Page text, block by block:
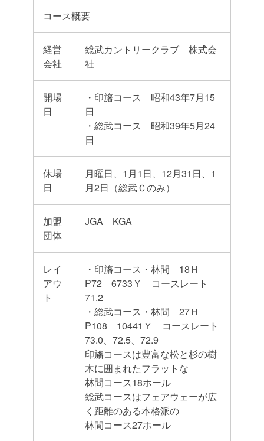
コース概要
経営
会社
総武カントリークラブ 株式会
社
開場
日
・印旛コース 昭和43年7月15
日
・総武コース 昭和39年5月24
日
休場
日
月曜日、1月1日、12月31日、1
月2日（総武Ｃのみ）
加盟
団体
JGA KGA
レイ
アウ
ト
・印旛コース・林間 18Ｈ
P72 6733Ｙ コースレート
71.2
・総武コース・林間 27Ｈ
P108 10441Ｙ コースレート
73.0、72.5、72.9
印旛コースは豊富な松と杉の樹
木に囲まれたフラットな
林間コース18ホール
総武コースはフェアウェーが広
く距離のある本格派の
林間コース27ホール